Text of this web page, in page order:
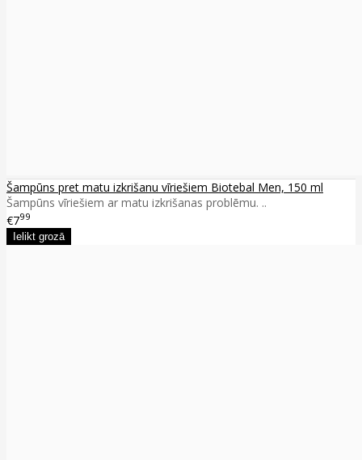
Šampūns pret matu izkrišanu vīriešiem Biotebal Men, 150 ml
Šampūns vīriešiem ar matu izkrišanas problēmu. ..
€799